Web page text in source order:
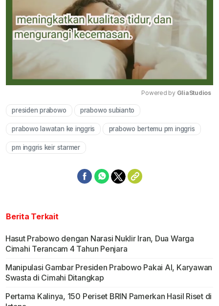
Powered by GliaStudios
presiden prabowo prabowo subianto
prabowo lawatan ke inggris prabowo bertemu pm inggris
pm inggris keir starmer
Berita Terkait
Hasut Prabowo dengan Narasi Nuklir Iran, Dua Warga
Cimahi Terancam 4 Tahun Penjara
Manipulasi Gambar Presiden Prabowo Pakai AI, Karyawan
Swasta di Cimahi Ditangkap
Pertama Kalinya, 150 Periset BRIN Pamerkan Hasil Riset di